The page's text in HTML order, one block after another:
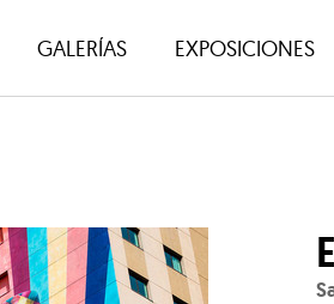
GALERÍAS EXPOSICIONES